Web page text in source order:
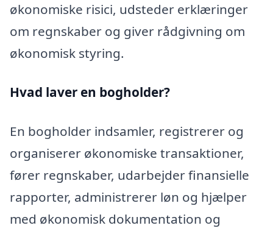
økonomiske risici, udsteder erklæringer
om regnskaber og giver rådgivning om
økonomisk styring.
Hvad laver en bogholder?
En bogholder indsamler, registrerer og
organiserer økonomiske transaktioner,
fører regnskaber, udarbejder finansielle
rapporter, administrerer løn og hjælper
med økonomisk dokumentation og